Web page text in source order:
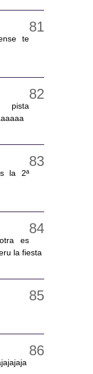
te
la 2ª
es
la fiesta